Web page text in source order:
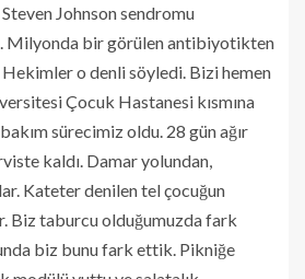
Johnson sendromu
Milyonda bir görülen antibiyotikten
Hekimler o denli söyledi. Bizi hemen
Çocuk Hastanesi kısmına
sürecimiz oldu. 28 gün ağır
kaldı. Damar yolundan,
Kateter denilen tel çocuğun
Biz taburcu olduğumuzda fark
biz bunu fark ettik. Pikniğe